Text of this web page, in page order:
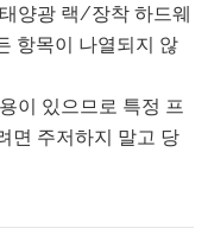
양광 랙/장착 하드웨
항목이 나열되지 않
이 있으므로 특정 프
면 주저하지 말고 당